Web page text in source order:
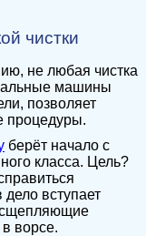
чистки
не любая чистка
машины
позволяет
процедуры.
берёт начало с
класса. Цель?
вступает
ворсе.